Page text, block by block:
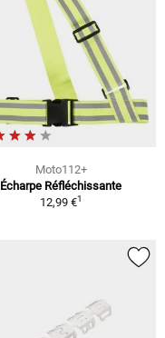
Moto112+
Écharpe Réfléchissante
12,99 €1